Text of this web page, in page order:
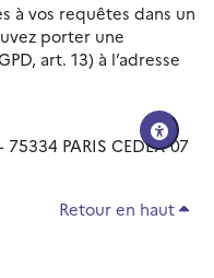
à vos requêtes dans un
porter une
art. 13) à l’adresse
PARIS CEDEX 07
Retour en haut